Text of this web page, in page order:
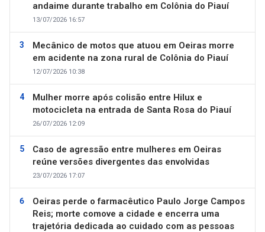
andaime durante trabalho em Colônia do Piauí
13/07/2026 16:57
Mecânico de motos que atuou em Oeiras morre
em acidente na zona rural de Colônia do Piauí
12/07/2026 10:38
Mulher morre após colisão entre Hilux e
motocicleta na entrada de Santa Rosa do Piauí
26/07/2026 12:09
Caso de agressão entre mulheres em Oeiras
reúne versões divergentes das envolvidas
23/07/2026 17:07
Oeiras perde o farmacêutico Paulo Jorge Campos
Reis; morte comove a cidade e encerra uma
trajetória dedicada ao cuidado com as pessoas